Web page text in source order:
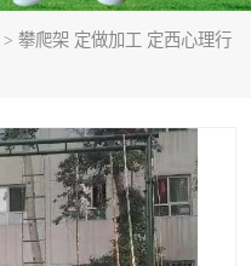
> 攀爬架 定做加工 定西心理行
400米障碍器材1